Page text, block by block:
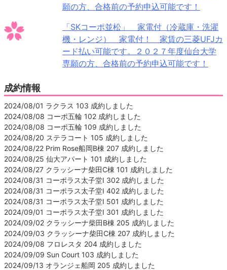
願の方、合格前の予約申込可能です！
「SKコーポ並松」 家電付（冷蔵庫・洗濯
機・レンジ） 家電付！ 家賃の三菱UFJカ
ード払い可能です。２０２７年度仙台大学
専願の方、合格前の予約申込可能です！
成約情報
2024/08/01 ラクラス 103 成約しました
2024/08/08 コーポ五輪 102 成約しました
2024/08/08 コーポ五輪 109 成約しました
2024/08/20 ステラコート 105 成約しました
2024/08/22 Prim Rose船岡B棟 207 成約しました
2024/08/25 仙大アパート 101 成約しました
2024/08/27 クラッシーナ柴田C棟 101 成約しました
2024/08/31 コーポラス太子堂Ⅰ 302 成約しました
2024/08/31 コーポラス太子堂Ⅰ 402 成約しました
2024/08/31 コーポラス太子堂Ⅰ 501 成約しました
2024/09/01 コーポラス太子堂Ⅰ 301 成約しました
2024/09/02 クラッシーナ柴田B棟 205 成約しました
2024/09/03 クラッシーナ柴田C棟 207 成約しました
2024/09/08 フロレスタ 204 成約しました
2024/09/09 Sun Court 103 成約しました
2024/09/13 オランジェ船岡 205 成約しました